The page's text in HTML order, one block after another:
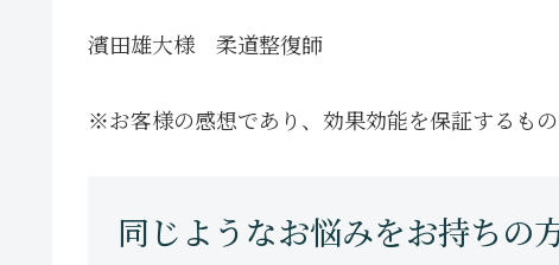
濱田雄大様 柔道整復師
※お客様の感想であり、効果効能を保証するもの